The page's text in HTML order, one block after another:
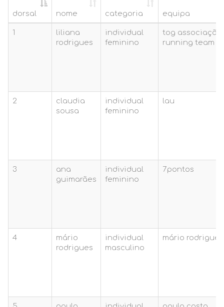
dorsal nome categoria
equipa
dorsal
nome categoria equipa
1
liliana
rodrigues
individual
feminino
tog associação
running team
2
claudia
sousa
individual
feminino
lau
3
ana
guimarães
individual
feminino
7pontos
4
mário
rodrigues
individual
masculino
mário rodrigues